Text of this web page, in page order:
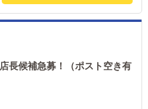
長候補急募！（ポスト空き有